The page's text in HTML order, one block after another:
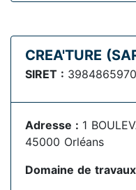
CREA'TURE
SIRET :
Adresse : 1
45000 Orléans
Domaine de